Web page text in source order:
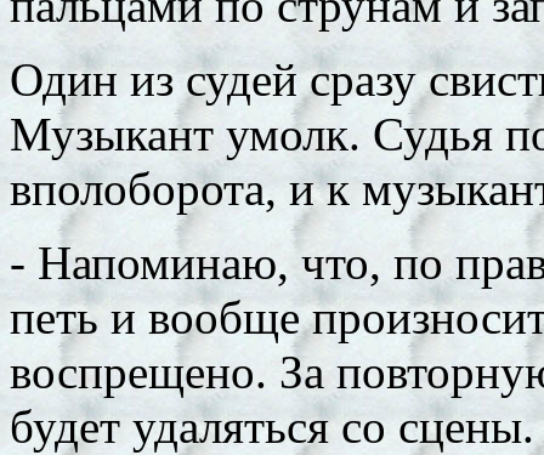
Один из судей сразу
Музыкант умолк. Судья
вполоборота, и к
- Напоминаю, что, по
петь и вообще
воспрещено. За
будет удаляться со